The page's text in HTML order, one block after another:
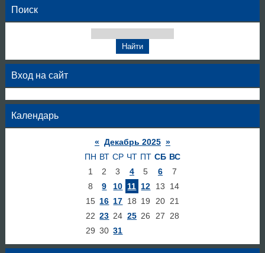
Поиск
Вход на сайт
Календарь
« Декабрь 2025 »
ПН ВТ СР ЧТ ПТ СБ ВС
1
2 3 4 5 6
7
8
9 10 11 12 13
14
15 16 17 18 19 20 21
22 23 24 25 26 27
28
29 30 31